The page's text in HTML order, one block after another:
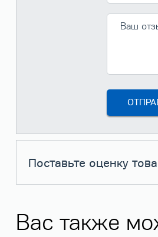
Поставьте оценку
Вас также